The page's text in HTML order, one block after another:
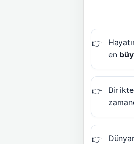
en